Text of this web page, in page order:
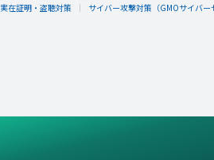
実在証明・盗聴対策
サイバー攻撃対策（GMOサイバー